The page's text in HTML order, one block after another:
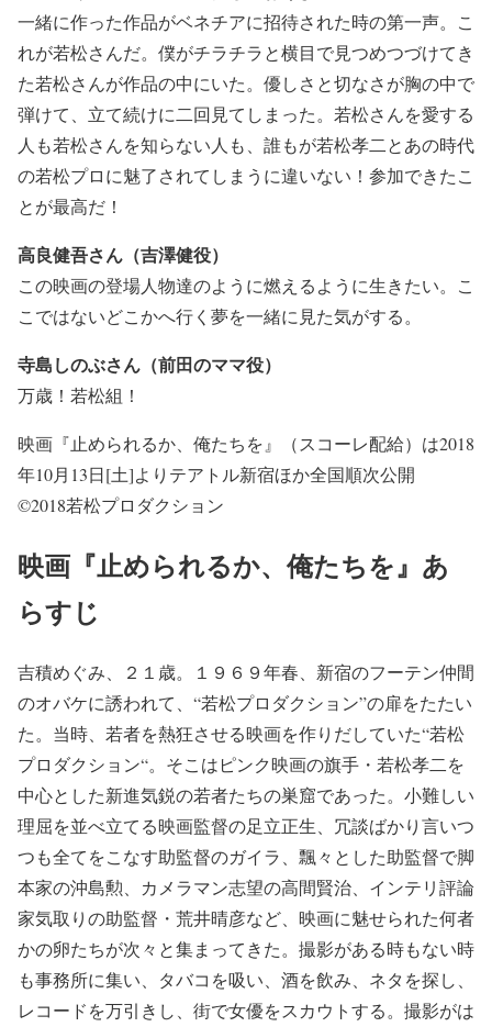
一緒に作った作品がベネチアに招待された時の第一声。こ
れが若松さんだ。僕がチラチラと横目で見つめつづけてき
た若松さんが作品の中にいた。優しさと切なさが胸の中で
弾けて、立て続けに二回見てしまった。若松さんを愛する
人も若松さんを知らない人も、誰もが若松孝二とあの時代
の若松プロに魅了されてしまうに違いない！参加できたこ
とが最高だ！
高良健吾さん（吉澤健役）
この映画の登場人物達のように燃えるように生きたい。こ
こではないどこかへ行く夢を一緒に見た気がする。
寺島しのぶさん（前田のママ役）
万歳！若松組！
映画『止められるか、俺たちを』（スコーレ配給）は2018
年10月13日[土]よりテアトル新宿ほか全国順次公開
©2018若松プロダクション
映画『止められるか、俺たちを』あ
らすじ
吉積めぐみ、２１歳。１９６９年春、新宿のフーテン仲間
のオバケに誘われて、“若松プロダクション”の扉をたたい
た。当時、若者を熱狂させる映画を作りだしていた“若松
プロダクション“。そこはピンク映画の旗手・若松孝二を
中心とした新進気鋭の若者たちの巣窟であった。小難しい
理屈を並べ立てる映画監督の足立正生、冗談ばかり言いつ
つも全てをこなす助監督のガイラ、飄々とした助監督で脚
本家の沖島勲、カメラマン志望の高間賢治、インテリ評論
家気取りの助監督・荒井晴彦など、映画に魅せられた何者
かの卵たちが次々と集まってきた。撮影がある時もない時
も事務所に集い、タバコを吸い、酒を飲み、ネタを探し、
レコードを万引きし、街で女優をスカウトする。撮影がは